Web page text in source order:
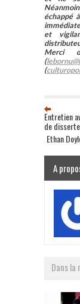
échappé
et
Merci
(
(
Entretien
de
Ethan
A
Dans